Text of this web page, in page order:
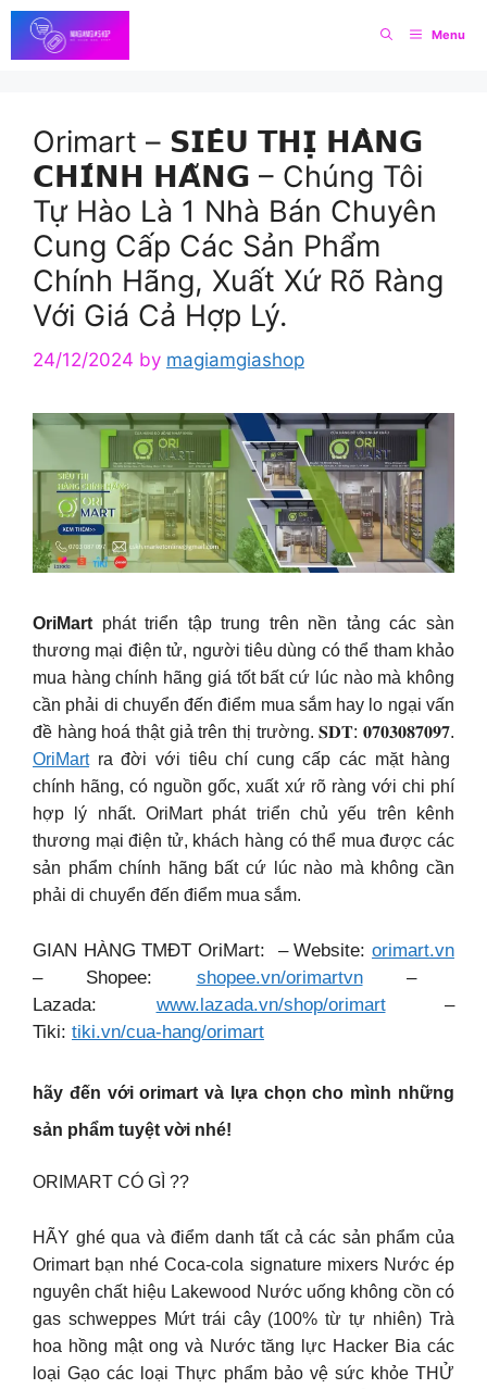
Skip
to
content
Menu
Orimart – 𝗦𝗜𝗘̂𝗨 𝗧𝗛𝗜̣ 𝗛𝗔̀𝗡𝗚
𝗖𝗛𝗜́𝗡𝗛 𝗛𝗔̃𝗡𝗚 – Chúng Tôi
Tự Hào Là 1 Nhà Bán Chuyên
Cung Cấp Các Sản Phẩm
Chính Hãng, Xuất Xứ Rõ Ràng
Với Giá Cả Hợp Lý.
24/12/2024 by magiamgiashop
OriMart phát triển tập trung trên nền tảng các sàn
thương mại điện tử, người tiêu dùng có thể tham khảo
mua hàng chính hãng giá tốt bất cứ lúc nào mà không
cần phải di chuyển đến điểm mua sắm hay lo ngại vấn
đề hàng hoá thật giả trên thị trường. 𝐒𝐃𝐓: 𝟎𝟕𝟎𝟑𝟎𝟖𝟕𝟎𝟗𝟕.
OriMartra đời với tiêu chí cung cấp các mặt hàng
chính hãng, có nguồn gốc, xuất xứ rõ ràng với chi phí
hợp lý nhất. OriMart phát triển chủ yếu trên kênh
thương mại điện tử, khách hàng có thể mua được các
sản phẩm chính hãng bất cứ lúc nào mà không cần
phải di chuyển đến điểm mua sắm.
GIAN HÀNG TMĐT OriMart: – Website: orimart.vn
– Shopee: shopee.vn/orimartvn–
Lazada: www.lazada.vn/shop/orimart–
Tiki: tiki.vn/cua-hang/orimart
hãy đến với orimart và lựa chọn cho mình những
sản phẩm tuyệt vời nhé!
ORIMART CÓ GÌ ??
HÃY ghé qua và điểm danh tất cả các sản phẩm của
Orimart bạn nhé Coca-cola signature mixers Nước ép
nguyên chất hiệu Lakewood Nước uống không cồn có
gas schweppes Mứt trái cây (100% từ tự nhiên) Trà
hoa hồng mật ong và Nước tăng lực Hacker Bia các
loại Gạo các loại Thực phẩm bảo vệ sức khỏe THỬ